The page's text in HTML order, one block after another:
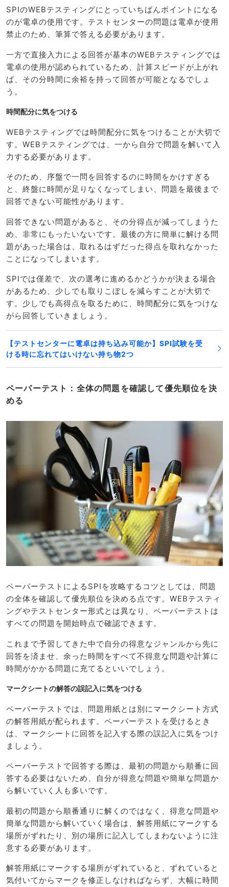
SPIのWEBテスティングにとっていちばんポイントになる
のが電卓の使用です。テストセンターの問題は電卓が使用
禁止のため、筆算で答える必要があります。
一方で直接入力による回答が基本のWEBテスティングでは
電卓の使用が認められているため、計算スピードが上がれ
ば、その分時間に余裕を持って回答が可能となるでしょ
う。
時間配分に気をつける
WEBテスティングでは時間配分に気をつけることが大切で
す。WEBテスティングでは、一から自分で問題を解いて入
力する必要があります。
そのため、序盤で一問を回答するのに時間をかけすぎる
と、終盤に時間が足りなくなってしまい、問題を最後まで
回答できない可能性があります。
回答できない問題があると、その分得点が減ってしまうた
め、非常にもったいないです。最後の方に簡単に解ける問
題があった場合は、取れるはずだった得点を取れなかった
ことになってしまいます。
SPIでは僅差で、次の選考に進めるかどうかが決まる場合
があるため、少しでも取りこぼしを減らすことが大切で
す。少しでも高得点を取るために、時間配分に気をつけな
がら回答していきましょう。
【テストセンターに電卓は持ち込み可能か】SPI試験を受
ける時に忘れてはいけない持ち物2つ
ペーパーテスト：全体の問題を確認して優先順位を決
める
ペーパーテストによるSPIを攻略するコツとしては、問題
の全体を確認して優先順位を決める点です。WEBテスティ
ングやテストセンター形式とは異なり、ペーパーテストは
すべての問題を開始時点で確認できます。
これまで予習してきた中で自分の得意なジャンルから先に
回答を済ませ、余った時間をすべて不得意な問題や計算に
時間がかかる問題に充てるといいでしょう。
マークシートの解答の誤記入に気をつける
ペーパーテストでは、問題用紙とは別にマークシート方式
の解答用紙が配られます。ペーパーテストを受けるとき
は、マークシートに回答を記入する際の誤記入に気をつけ
ましょう。
ペーパーテストで回答する際は、最初の問題から順番に回
答する必要はないため、自分が得意な問題や簡単な問題か
ら解いていく人も多いです。
最初の問題から順番通りに解くのではなく、得意な問題や
簡単な問題から解いていく場合は、解答用紙にマークする
場所がずれたり、別の場所に記入してしまわないように注
意する必要があります。
解答用紙にマークする場所がずれていると、ずれていると
気付いてからマークを修正しなければならず、大幅に時間